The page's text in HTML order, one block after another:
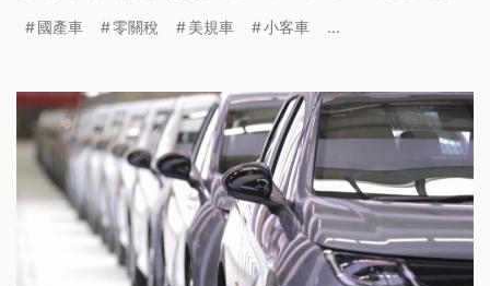
是豐田、福特、賓士和BMW。經濟部長龔明鑫表
對消費者關心美規車是否會降價，台灣賓士表示，有
5款車型可能調降，但台灣特斯拉表示，目前沒有調
降計畫。
國產車 零關稅 美規車 小客車 ...